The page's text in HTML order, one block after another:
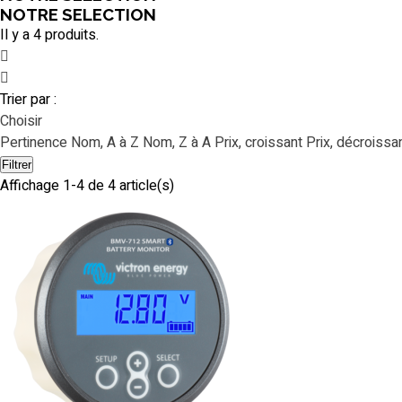
NOTRE SELECTION
Il y a 4 produits.
Trier par :
Choisir
Pertinence Nom, A à Z Nom, Z à A Prix, croissant Prix,
Filtrer
Affichage 1-4 de 4 article(s)